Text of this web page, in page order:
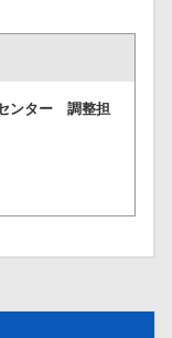
ンター 調整担